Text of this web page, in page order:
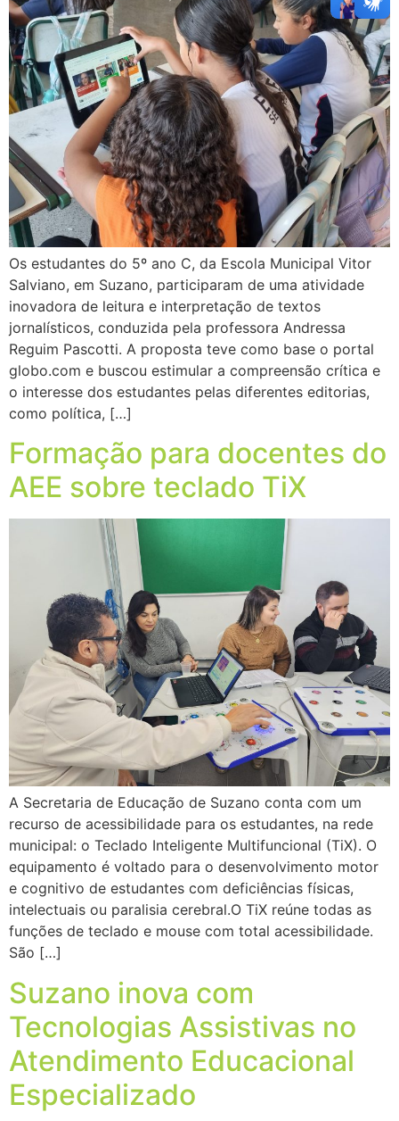
Os estudantes do 5º ano C, da Escola Municipal Vitor
Salviano, em Suzano, participaram de uma atividade
inovadora de leitura e interpretação de textos
jornalísticos, conduzida pela professora Andressa
Reguim Pascotti. A proposta teve como base o portal
globo.com e buscou estimular a compreensão crítica e
o interesse dos estudantes pelas diferentes editorias,
como política, […]
Formação para docentes do
AEE sobre teclado TiX
A Secretaria de Educação de Suzano conta com um
recurso de acessibilidade para os estudantes, na rede
municipal: o Teclado Inteligente Multifuncional (TiX). O
equipamento é voltado para o desenvolvimento motor
e cognitivo de estudantes com deficiências físicas,
intelectuais ou paralisia cerebral.O TiX reúne todas as
funções de teclado e mouse com total acessibilidade.
São […]
Suzano inova com
Tecnologias Assistivas no
Atendimento Educacional
Especializado